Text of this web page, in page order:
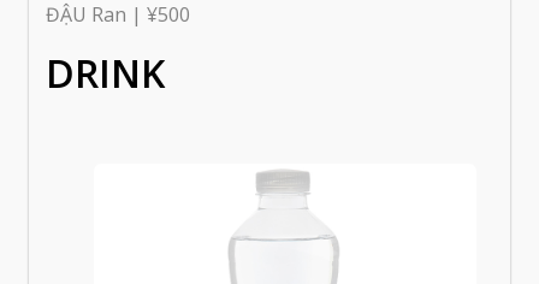
ĐẬU Ran | ¥500
DRINK